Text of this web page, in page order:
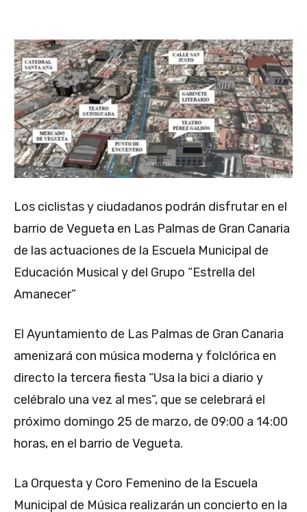
Los ciclistas y ciudadanos podrán disfrutar en el
barrio de Vegueta en Las Palmas de Gran Canaria
de las actuaciones de la Escuela Municipal de
Educación Musical y del Grupo “Estrella del
Amanecer”
El Ayuntamiento de Las Palmas de Gran Canaria
amenizará con música moderna y folclórica en
directo la tercera fiesta “Usa la bici a diario y
celébralo una vez al mes”, que se celebrará el
próximo domingo 25 de marzo, de 09:00 a 14:00
horas, en el barrio de Vegueta.
La Orquesta y Coro Femenino de la Escuela
Municipal de Música realizarán un concierto en la